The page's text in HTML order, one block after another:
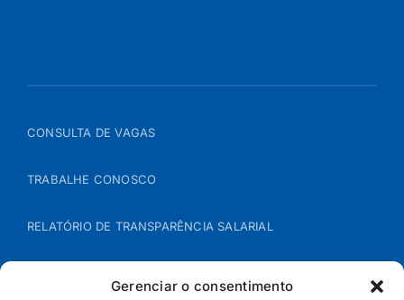
Gerenciar o consentimento
CONSULTA DE VAGAS
TRABALHE CONOSCO
RELATÓRIO DE TRANSPARÊNCIA SALARIAL